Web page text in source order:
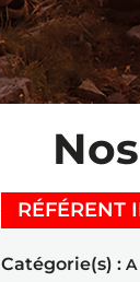
RÉFÉRENT
Catégorie(s) : A